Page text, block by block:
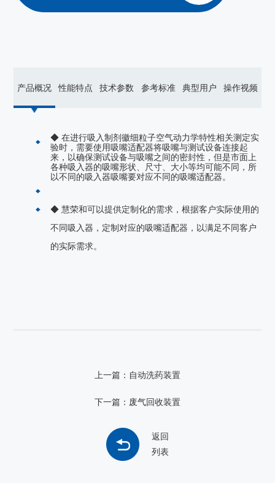
产品概况 性能特点 技术参数 参考标准 典型用户 操作视频
◆ 在进行吸入制剂徽细粒子空气动力学特性相关测定实
验时，需要使用吸嘴适配器将吸嘴与测试设备连接起
来，以确保测试设备与吸嘴之间的密封性，但是市面上
各种吸入器的吸嘴形状、尺寸、大小等均可能不同，所
以不同的吸入器吸嘴要对应不同的吸嘴适配器。
◆ 慧荣和可以提供定制化的需求，根据客户实际使用的
不同吸入器，定制对应的吸嘴适配器，以满足不同客户
的实际需求。
上一篇：自动洗药装置
下一篇：废气回收装置
返回
列表